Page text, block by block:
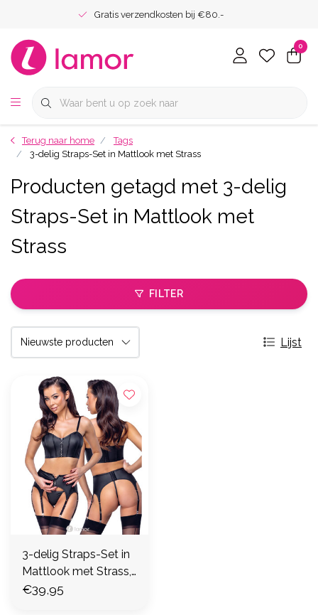
Gratis verzendkosten bij €80.-
0
Terug naar home
Tags
3-delig Straps-Set in Mattlook met Strass
Producten getagd met 3-delig
Straps-Set in Mattlook met
Strass
FILTER
Lijst
3-delig Straps-Set in
Mattlook met Strass,
CC2251450
€39,95